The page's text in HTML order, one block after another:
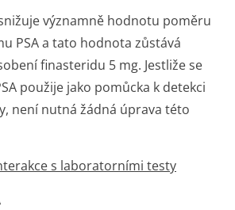
významně hodnotu poměru
PSA a tato hodnota zůstává
finasteridu 5 mg. Jestliže se
použije jako pomůcka k detekci
není nutná žádná úprava této
s laboratorními testy